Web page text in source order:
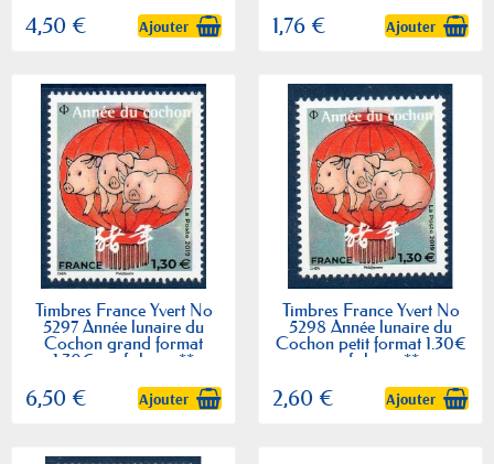
4,50 € Ajouter 1,76 € Ajouter
Timbres France Yvert No
5297 Année lunaire du
Cochon grand format
1.30€ neufs luxes **
6,50 € Ajouter
Timbres France Yvert No
5298 Année lunaire du
Cochon petit format 1.30€
neufs luxes **
2,60 € Ajouter